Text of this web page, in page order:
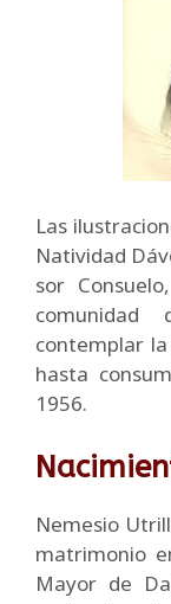
Las
Natividad
sor
contemplar
hasta
1956.
Nemesio
matrimonio
Mayor de